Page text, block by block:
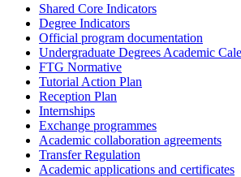
Shared Core Indicators
Degree Indicators
Official program documentation
Undergraduate Degrees Academic
FTG Normative
Tutorial Action Plan
Reception Plan
Internships
Exchange programmes
Academic collaboration agreements
Transfer Regulation
Academic applications and certificates